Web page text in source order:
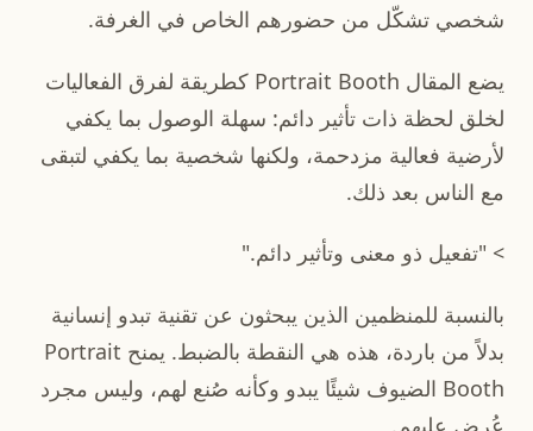
شخصي تشكّل من حضورهم الخاص في الغرفة.
يضع المقال Portrait Booth كطريقة لفرق الفعاليات
لخلق لحظة ذات تأثير دائم: سهلة الوصول بما يكفي
لأرضية فعالية مزدحمة، ولكنها شخصية بما يكفي لتبقى
مع الناس بعد ذلك.
> "تفعيل ذو معنى وتأثير دائم."
بالنسبة للمنظمين الذين يبحثون عن تقنية تبدو إنسانية
بدلاً من باردة، هذه هي النقطة بالضبط. يمنح Portrait
Booth الضيوف شيئًا يبدو وكأنه صُنع لهم، وليس مجرد
عُرض عليهم.